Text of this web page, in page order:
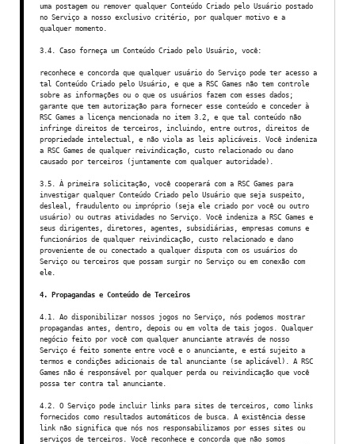
uma postagem ou remover qualquer Conteúdo Criado pelo Usuário postado
no Serviço a nosso exclusivo critério, por qualquer motivo e a
qualquer momento.
3.4. Caso forneça um Conteúdo Criado pelo Usuário, você:
reconhece e concorda que qualquer usuário do Serviço pode ter acesso a
tal Conteúdo Criado pelo Usuário, e que a RSC Games não tem controle
sobre as informações ou o que os usuários fazem com esses dados;
garante que tem autorização para fornecer esse conteúdo e conceder à
RSC Games a licença mencionada no item 3.2, e que tal conteúdo não
infringe direitos de terceiros, incluindo, entre outros, direitos de
propriedade intelectual, e não viola as leis aplicáveis. Você indeniza
a RSC Games de qualquer reivindicação, custo relacionado ou dano
causado por terceiros (juntamente com qualquer autoridade).
3.5. À primeira solicitação, você cooperará com a RSC Games para
investigar qualquer Conteúdo Criado pelo Usuário que seja suspeito,
desleal, fraudulento ou impróprio (seja ele criado por você ou outro
usuário) ou outras atividades no Serviço. Você indeniza a RSC Games e
seus dirigentes, diretores, agentes, subsidiárias, empresas comuns e
funcionários de qualquer reivindicação, custo relacionado e dano
proveniente de ou conectado a qualquer disputa com os usuários do
Serviço ou terceiros que possam surgir no Serviço ou em conexão com
ele.
4. Propagandas e Conteúdo de Terceiros
4.1. Ao disponibilizar nossos jogos no Serviço, nós podemos mostrar
propagandas antes, dentro, depois ou em volta de tais jogos. Qualquer
negócio feito por você com qualquer anunciante através de nosso
Serviço é feito somente entre você e o anunciante, e está sujeito a
termos e condições adicionais de tal anunciante (se aplicável). A RSC
Games não é responsável por qualquer perda ou reivindicação que você
possa ter contra tal anunciante.
4.2. O Serviço pode incluir links para sites de terceiros, como links
fornecidos como resultados automáticos de busca. A existência desse
link não significa que nós nos responsabilizamos por esses sites ou
serviços de terceiros. Você reconhece e concorda que não somos